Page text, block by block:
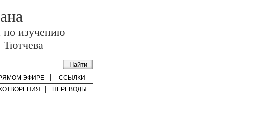
по изучению
Тютчева
ЭФИРЕ
ССЫЛКИ
ПЕРЕВОДЫ